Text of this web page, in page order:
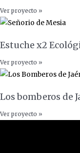
Ver proyecto »
Estuche x2
Ver proyecto »
Los bomberos de
Ver proyecto »